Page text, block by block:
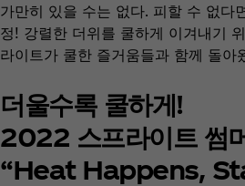
가만히 있을 수는 없다. 피할 수 없다
정! 강렬한 더위를 쿨하게 이겨내기
라이트가 쿨한 즐거움들과 함께 돌아
더울수록 쿨하게!
2022 스프라이트 썸
“Heat Happens,